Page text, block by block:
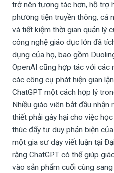
trở nên tương tác hơn, hỗ trợ
phương tiện truyền thông, cá
và tiết kiệm thời gian quản lý
công nghệ giáo dục lớn đã
dụng của họ, bao gồm
OpenAI cũng hợp tác với các
các công cụ phát hiện gian
ChatGPT một cách hợp lý
Nhiều giáo viên bắt đầu nhận
thiết phải gây hại cho việc
thúc đẩy tư duy phản biện
một gia sư dạy viết luận tại
rằng ChatGPT có thể giúp
vào sản phẩm cuối cùng